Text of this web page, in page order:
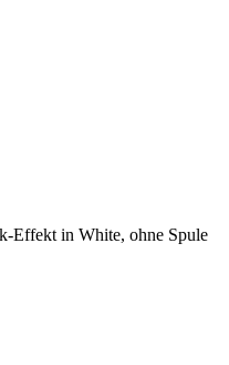
Effekt in White, ohne Spule